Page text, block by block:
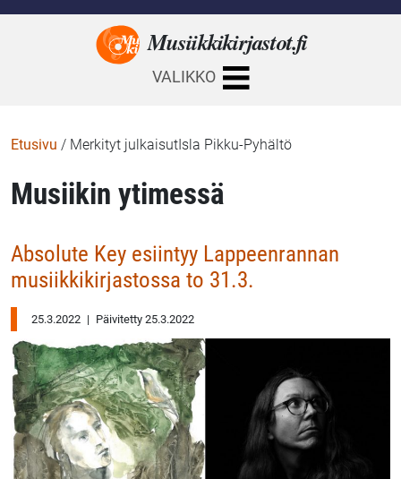
Musiikkikirjastot.fi
VALIKKO
Etusivu / Merkityt julkaisutIsla Pikku-Pyhältö
Musiikin ytimessä
Absolute Key esiintyy Lappeenrannan
musiikkikirjastossa to 31.3.
25.3.2022 | Päivitetty 25.3.2022